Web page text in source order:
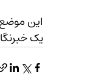
یک خبرنگار زن از ذبیح‌الله